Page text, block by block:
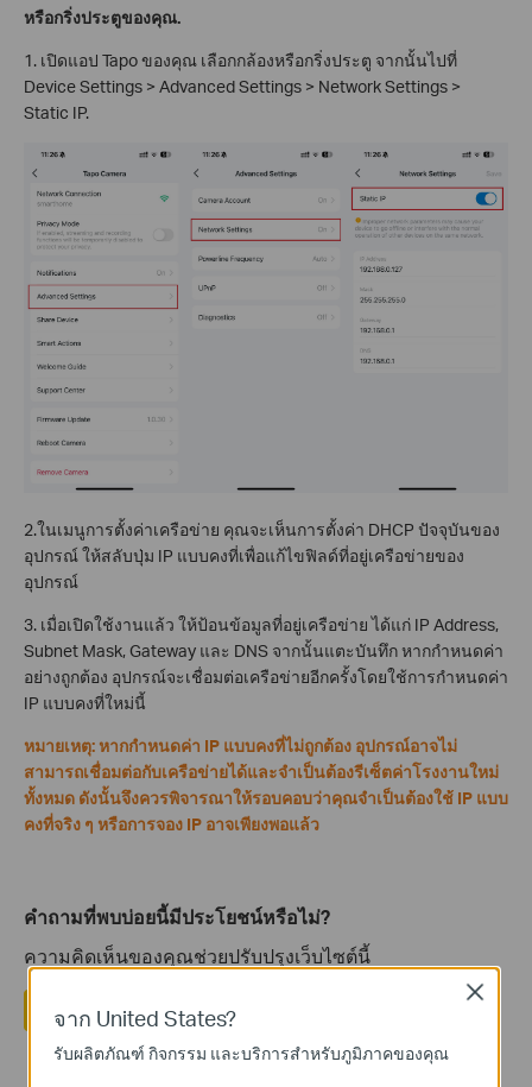
หรือกริ่งประตูของคุณ.
1. เปิดแอป Tapo ของคุณ เลือกกล้องหรือกริ่งประตู จากนั้นไปที่
Device Settings > Advanced Settings > Network Settings >
Static IP.
2.ในเมนูการตั้งค่าเครือข่าย คุณจะเห็นการตั้งค่า DHCP ปัจจุบันของ
อุปกรณ์ ให้สลับปุ่ม IP แบบคงที่เพื่อแก้ไขฟิลด์ที่อยู่เครือข่ายของ
อุปกรณ์
3. เมื่อเปิดใช้งานแล้ว ให้ป้อนข้อมูลที่อยู่เครือข่าย ได้แก่ IP Address,
Subnet Mask, Gateway และ DNS จากนั้นแตะบันทึก หากกำหนดค่า
อย่างถูกต้อง อุปกรณ์จะเชื่อมต่อเครือข่ายอีกครั้งโดยใช้การกำหนดค่า
IP แบบคงที่ใหม่นี้
หมายเหตุ: หากกำหนดค่า IP แบบคงที่ไม่ถูกต้อง อุปกรณ์อาจไม่
สามารถเชื่อมต่อกับเครือข่ายได้และจำเป็นต้องรีเซ็ตค่าโรงงานใหม่
ทั้งหมด ดังนั้นจึงควรพิจารณาให้รอบคอบว่าคุณจำเป็นต้องใช้ IP แบบ
คงที่จริง ๆ หรือการจอง IP อาจเพียงพอแล้ว​​​​​​​
คำถามที่พบบ่อยนี้มีประโยชน์หรือไม่?
ความคิดเห็นของคุณช่วยปรับปรุงเว็บไซต์นี้
ใช่ ไม่
จาก United States?
รับผลิตภัณฑ์ กิจกรรม และบริการสำหรับภูมิภาคของคุณ
Close